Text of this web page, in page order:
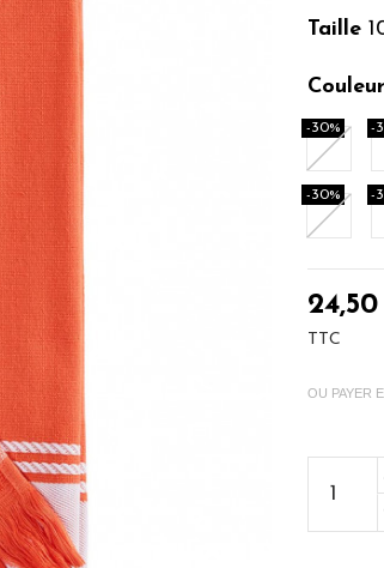
Taille
Couleur
-30%
Sable
-
-30%
Lichen
-
TTC
OU PAYER